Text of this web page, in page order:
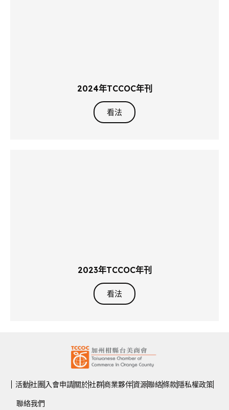
2024年TCCOC年刊
看法
2023年TCCOC年刊
看法
活動社團 入會申請關於社群商業夥伴資源聯絡條款隱私權政策​
聯絡我們